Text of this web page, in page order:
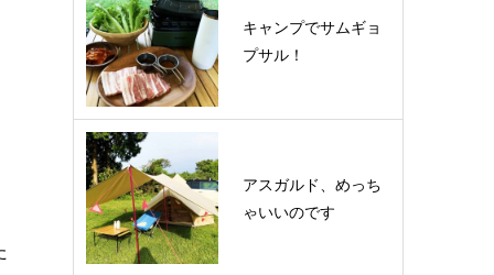
キャンプでサムギョ
プサル！
アスガルド、めっち
ゃいいのです